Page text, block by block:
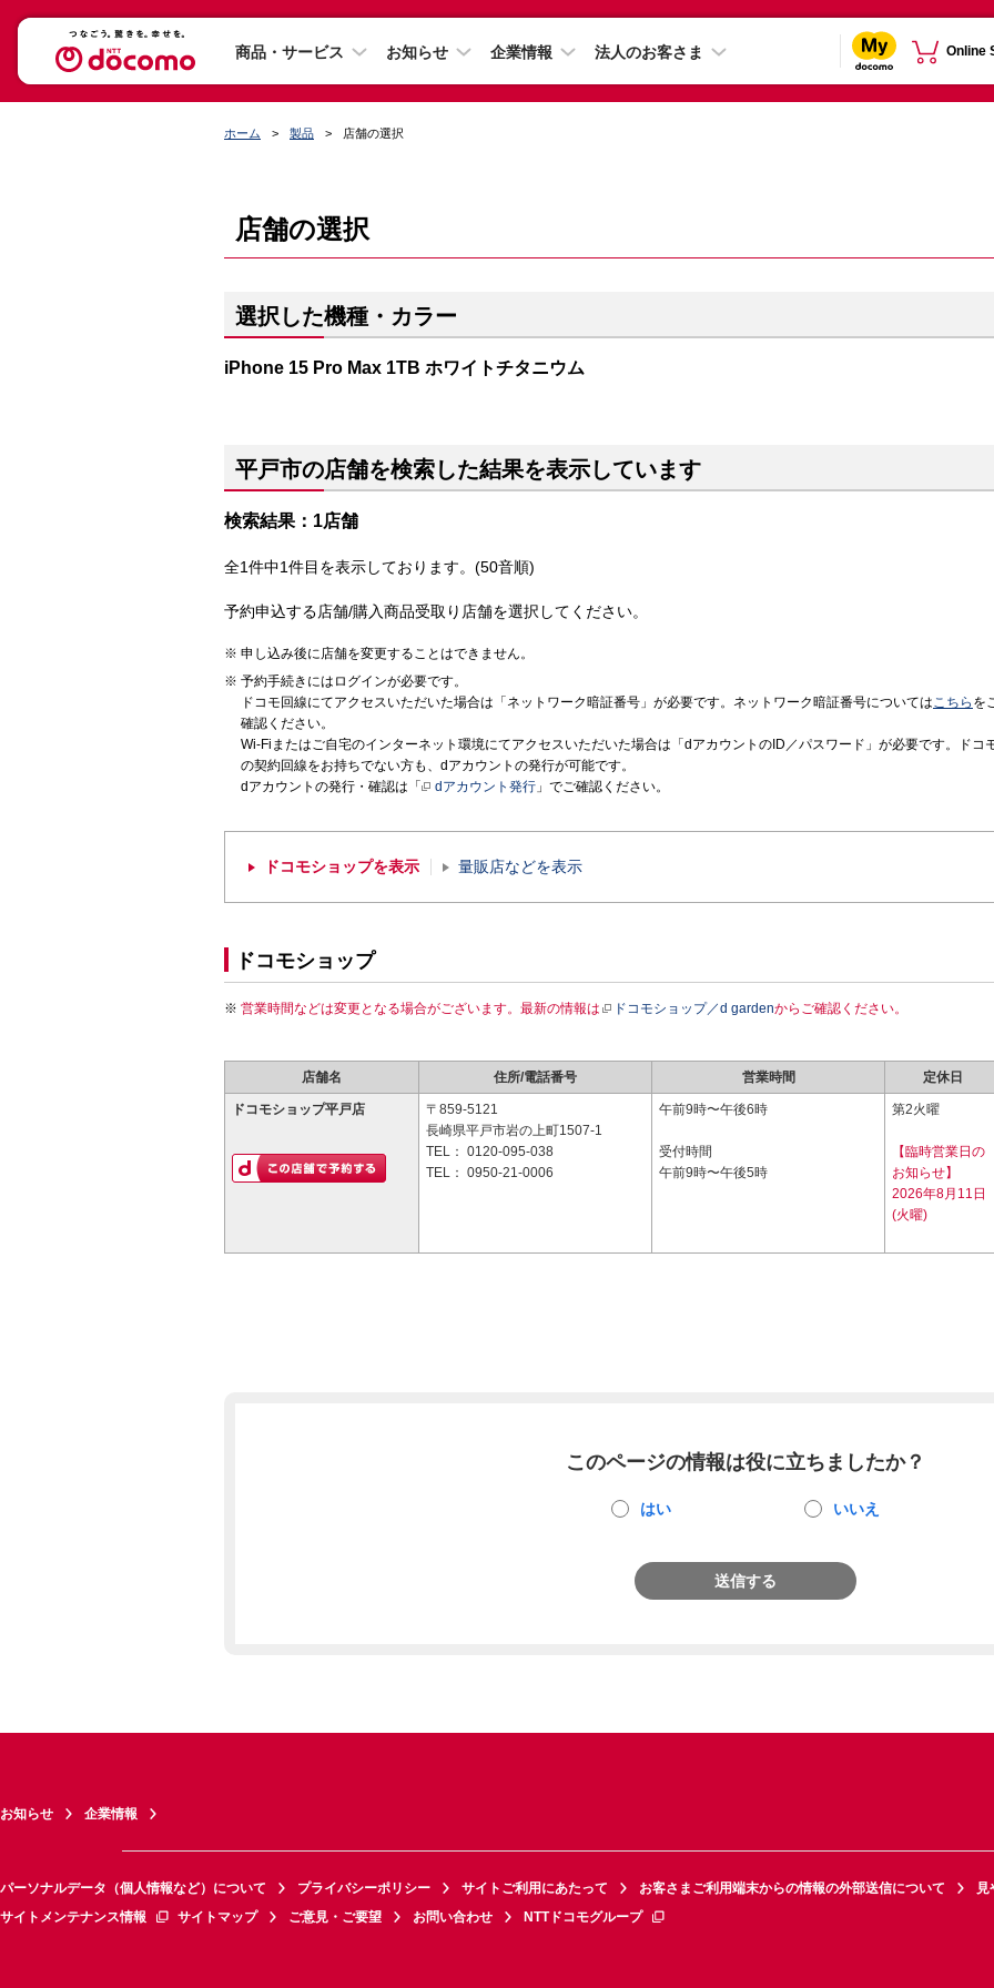
商品・サービス お知らせ 企業情報 法人のお客さま Online
ホーム 製品 店舗の選択
店舗の選択
選択した機種・カラー
iPhone 15 Pro Max 1TB ホワイトチタニウム
平戸市の店舗を検索した結果を表示しています
検索結果：1店舗
全1件中1件目を表示しております。(50音順)
予約申込する店舗/購入商品受取り店舗を選択してください。
申し込み後に店舗を変更することはできません。
予約手続きにはログインが必要です。
ドコモ回線にてアクセスいただいた場合は「ネットワーク暗証番号」が必要です。ネットワーク暗証番号についてはこちら を
確認ください。
Wi-Fiまたはご自宅のインターネット環境にてアクセスいただいた場合は「dアカウントのID／パスワード」が必要です。ドコ
の契約回線をお持ちでない方も、dアカウントの発行が可能です。
dアカウントの発行・確認は「
dアカウント発行 」でご確認ください。
ドコモショップを表示 量販店などを表示
ドコモショップ
営業時間などは変更となる場合がございます。最新の情報は ドコモショップ／d gardenからご確認ください。
店舗名 住所/電話番号 営業時間 定休日
ドコモショップ平戸店
〒859-5121
長崎県平戸市岩の上町1507-1
TEL： 0120-095-038
TEL： 0950-21-0006
午前9時〜午後6時
受付時間
午前9時〜午後5時
第2火曜
【臨時営業日の
お知らせ】
2026年8月11日
(火曜)
このページの情報は役に立ちましたか？
はい いいえ
送信する
お知らせ 企業情報
パーソナルデータ（個人情報など）について プライバシーポリシー サイトご利用にあたって お客さまご利用端末からの情報の外部送信について
見
サイトメンテナンス情報
サイトマップ ご意見・ご要望 お問い合わせ NTTドコモグループ